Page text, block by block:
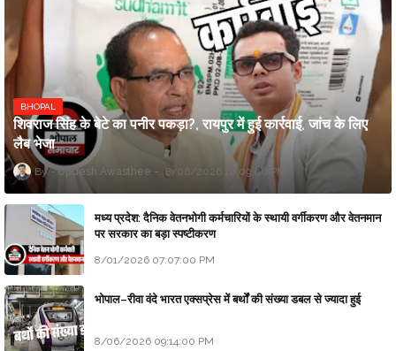
BHOPAL
शिवराज सिंह के बेटे का पनीर पकड़ा?, रायपुर में हुई कार्रवाई, जांच के लिए
लैब भेजा
Updesh Awasthee 8/06/2026 10:09:00 PM
मध्य प्रदेश: दैनिक वेतनभोगी कर्मचारियों के स्थायी वर्गीकरण और वेतनमान
पर सरकार का बड़ा स्पष्टीकरण
8/01/2026 07:07:00 PM
भोपाल–रीवा वंदे भारत एक्सप्रेस में बर्थों की संख्या डबल से ज्यादा हुई
8/06/2026 09:14:00 PM